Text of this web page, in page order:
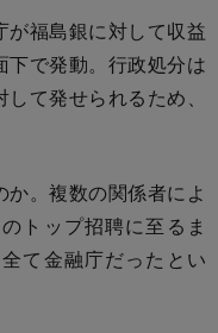
福島銀に対して収益
下で発動。行政処分は
て発せられるため、
。複数の関係者によ
トップ招聘に至るま
て金融庁だったとい